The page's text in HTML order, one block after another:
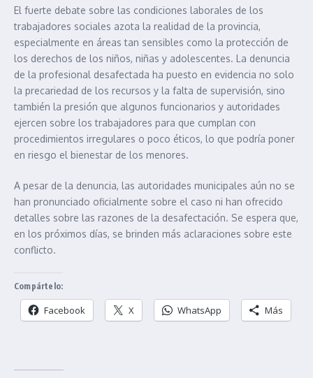
El fuerte debate sobre las condiciones laborales de los
trabajadores sociales azota la realidad de la provincia,
especialmente en áreas tan sensibles como la protección de
los derechos de los niños, niñas y adolescentes. La denuncia
de la profesional desafectada ha puesto en evidencia no solo
la precariedad de los recursos y la falta de supervisión, sino
también la presión que algunos funcionarios y autoridades
ejercen sobre los trabajadores para que cumplan con
procedimientos irregulares o poco éticos, lo que podría poner
en riesgo el bienestar de los menores.
A pesar de la denuncia, las autoridades municipales aún no se
han pronunciado oficialmente sobre el caso ni han ofrecido
detalles sobre las razones de la desafectación. Se espera que,
en los próximos días, se brinden más aclaraciones sobre este
conflicto.
Compártelo:
Facebook X WhatsApp Más